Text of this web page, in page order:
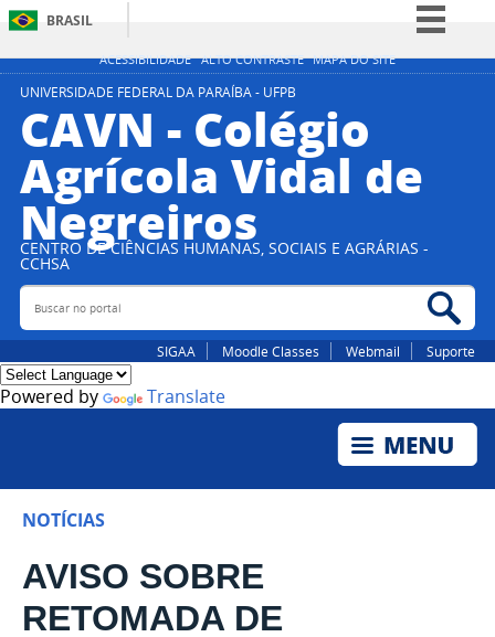
ACESSIBILIDADE ALTO CONTRASTE MAPA DO SITE
BRASIL
Simplifique!
Participe
Acesso à informação
Legislação
UNIVERSIDADE FEDERAL DA PARAÍBA - UFPB
CAVN - Colégio
Agrícola Vidal de
Negreiros
CENTRO DE CIÊNCIAS HUMANAS, SOCIAIS E AGRÁRIAS -
CCHSA
Buscar no portal
SIGAA Moodle Classes Webmail Suporte
Powered by Translate
NOTÍCIAS
AVISO SOBRE
RETOMADA DE